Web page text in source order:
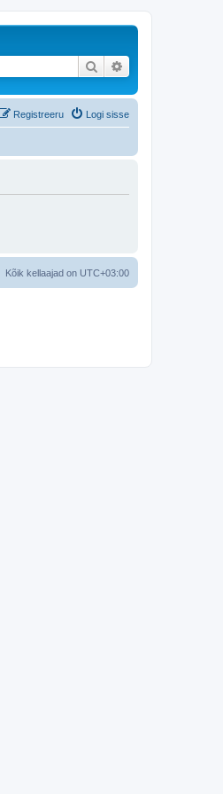
Otsi
Logi sisse
Registreeru
Kõik kellaajad on UTC+03:00